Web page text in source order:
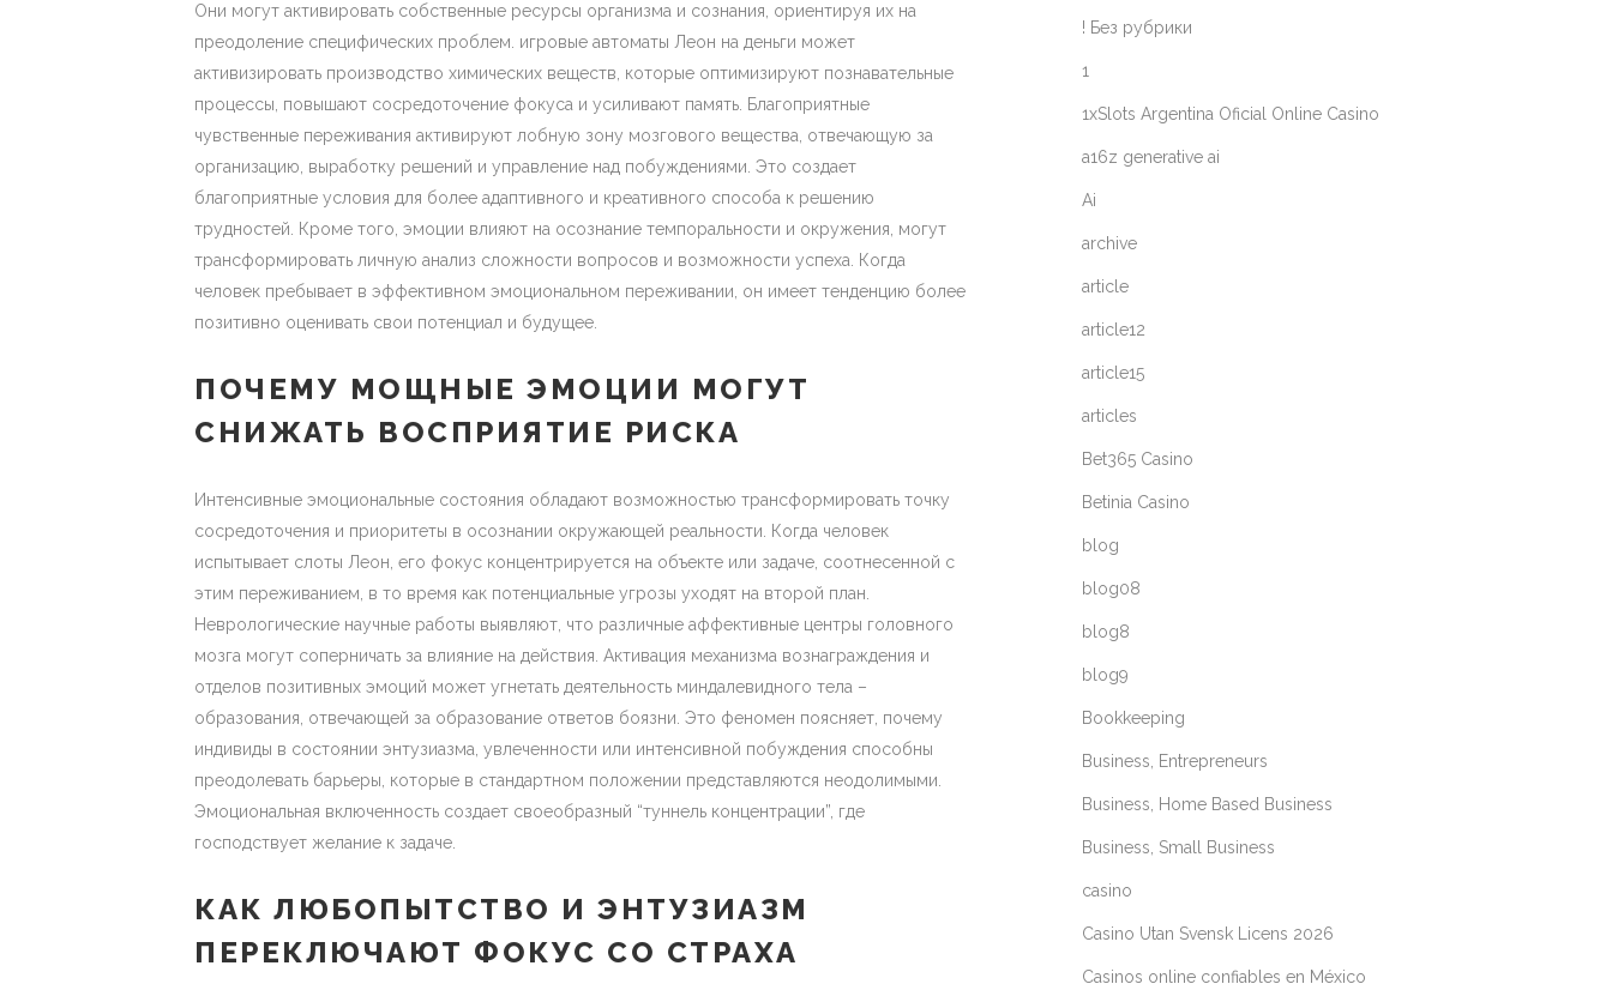
Они могут активировать собственные ресурсы организма и сознания, ориентируя их на
преодоление специфических проблем. игровые автоматы Леон на деньги может
активизировать производство химических веществ, которые оптимизируют познавательные
процессы, повышают сосредоточение фокуса и усиливают память. Благоприятные
чувственные переживания активируют лобную зону мозгового вещества, отвечающую за
организацию, выработку решений и управление над побуждениями. Это создает
благоприятные условия для более адаптивного и креативного способа к решению
трудностей. Кроме того, эмоции влияют на осознание темпоральности и окружения, могут
трансформировать личную анализ сложности вопросов и возможности успеха. Когда
человек пребывает в эффективном эмоциональном переживании, он имеет тенденцию более
позитивно оценивать свои потенциал и будущее.
ПОЧЕМУ МОЩНЫЕ ЭМОЦИИ МОГУТ
СНИЖАТЬ ВОСПРИЯТИЕ РИСКА
Интенсивные эмоциональные состояния обладают возможностью трансформировать точку
сосредоточения и приоритеты в осознании окружающей реальности. Когда человек
испытывает слоты Леон, его фокус концентрируется на объекте или задаче, соотнесенной с
этим переживанием, в то время как потенциальные угрозы уходят на второй план.
Неврологические научные работы выявляют, что различные аффективные центры головного
мозга могут соперничать за влияние на действия. Активация механизма вознаграждения и
отделов позитивных эмоций может угнетать деятельность миндалевидного тела –
образования, отвечающей за образование ответов боязни. Это феномен поясняет, почему
индивиды в состоянии энтузиазма, увлеченности или интенсивной побуждения способны
преодолевать барьеры, которые в стандартном положении представляются неодолимыми.
Эмоциональная включенность создает своеобразный “туннель концентрации”, где
господствует желание к задаче.
КАК ЛЮБОПЫТСТВО И ЭНТУЗИАЗМ
ПЕРЕКЛЮЧАЮТ ФОКУС СО СТРАХА
! Без рубрики
1
1xSlots Argentina Oficial Online Casino
a16z generative ai
Ai
archive
article
article12
article15
articles
Bet365 Casino
Betinia Casino
blog
blog08
blog8
blog9
Bookkeeping
Business, Entrepreneurs
Business, Home Based Business
Business, Small Business
casino
Casino Utan Svensk Licens 2026
Casinos online confiables en México